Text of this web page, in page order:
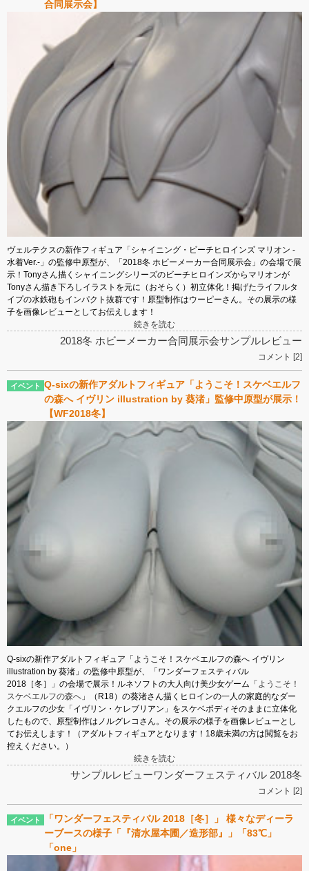
合同展示会】
ヴェルテクスの新作フィギュア「シャイニング・ビーチヒロインズ マリオン -
水着Ver.-」の監修中原型が、「2018冬 ホビーメーカー合同展示会」の会場で展
示！Tonyさん描くシャイニングシリーズのビーチヒロインズからマリオンが
Tonyさん描き下ろしイラストを元に（おそらく）初立体化！掲げたライフルタ
イプの水鉄砲もインパクト抜群です！原型制作はウーピーさん。その展示の様
子を画像レビューとしてお伝えします！
続きを読む
2018冬 ホビーメーカー合同展示会サンプルレビュー
コメント [2]
Q-sixの新作アダルトフィギュア「ようこそ！スケベエルフ
の森へ イヴリン illustration by 葵渚」監修中原型が展示！
【WF2018冬】
Q-sixの新作アダルトフィギュア「ようこそ！スケベエルフの森へ イヴリン
illustration by 葵渚」の監修中原型が、「ワンダーフェスティバル
2018［冬］」の会場で展示！ルネソフトの大人向け美少女ゲーム「 ようこそ！
スケベエルフの森へ 」（R18）の葵渚さん描くヒロインの一人の家庭的なダー
クエルフの少女「イヴリン・ケレブリアン」をスケベボディそのままに立体化
したもので、原型制作はノルグレコさん。その展示の様子を画像レビューとし
てお伝えします！（アダルトフィギュアとなります！18歳未満の方は閲覧をお
控えください。）
続きを読む
サンプルレビューワンダーフェスティバル 2018冬
コメント [2]
「ワンダーフェスティバル 2018［冬］」 様々なディーラ
ーブースの様子「『清水屋本圃／造形部』」「83℃」
「one」